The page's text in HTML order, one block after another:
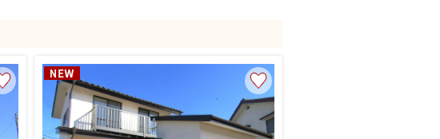
もっと身近にする新しい選択肢
でも実際に購入を考え始めると、